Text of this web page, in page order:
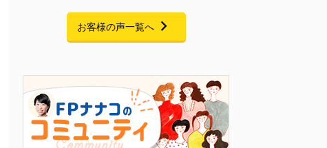
んでした。 それから約10年。 お子さまの就職が決
まり、家計改善の見通しが立ったことをきっかけ
に、「今こそ老後に向けて準備を始めたい」と家計
お客様の声一覧へ